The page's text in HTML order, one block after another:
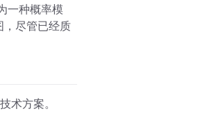
一种概率模
，尽管已经质
术方案。